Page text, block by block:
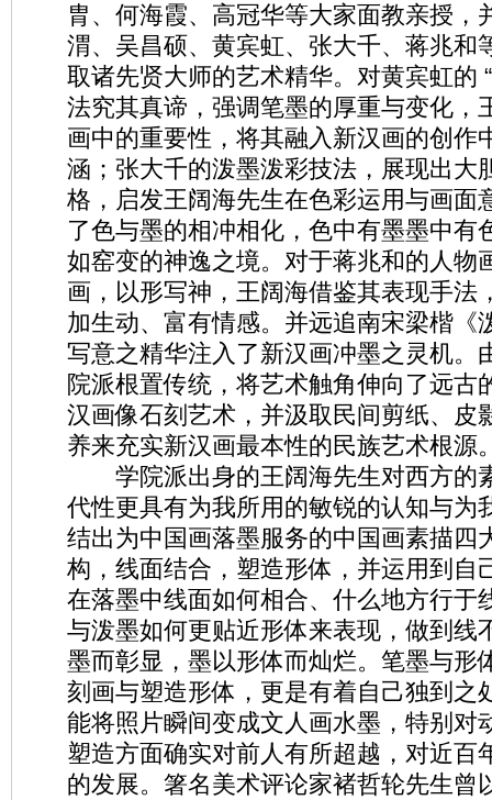
胄、何海霞、高冠华等大家面教亲授，
渭、吴昌硕、黄宾虹、张大千、蒋兆和
取诸先贤大师的艺术精华。对黄宾虹的
法究其真谛，强调笔墨的厚重与变化，
画中的重要性，将其融入新汉画的创作
涵；张大千的泼墨泼彩技法，展现出大
格，启发王阔海先生在色彩运用与画面
了色与墨的相冲相化，色中有墨墨中有
如窑变的神逸之境。对于蒋兆和的人物
画，以形写神，王阔海借鉴其表现手法
加生动、富有情感。并远追南宋梁楷《
写意之精华注入了新汉画冲墨之灵机。
院派根置传统，将艺术触角伸向了远古
汉画像石刻艺术，并汲取民间剪纸、皮
养来充实新汉画最本性的民族艺术根源
学院派出身的王阔海先生对西方的
代性更具有为我所用的敏锐的认知与为
结出为中国画落墨服务的中国画素描四
构，线面结合，塑造形体，并运用到自
在落墨中线面如何相合、什么地方行于
与泼墨如何更贴近形体来表现，做到线
墨而彰显，墨以形体而灿烂。笔墨与形
刻画与塑造形体，更是有着自己独到之
能将照片瞬间变成文人画水墨，特别对
塑造方面确实对前人有所超越，对近百
的发展。箸名美术评论家褚哲轮先生曾